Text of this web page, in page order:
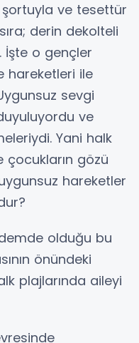
ve tesettür
derin dekolteli
İşte o gençler
hareketleri ile
sevgi
ve
Yani halk
çocukların gözü
hareketler
olduğu bu
önündeki
plajlarında aileyi